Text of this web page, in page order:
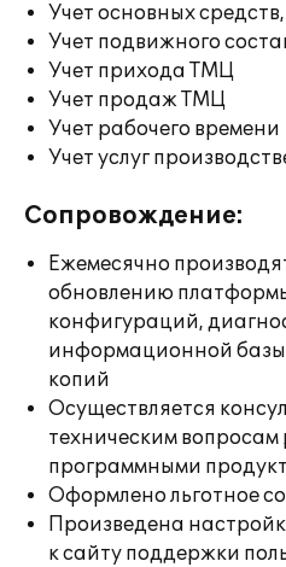
Учет основных
Учет подвижного
Учет прихода ТМЦ
Учет продаж ТМЦ
Учет рабочего времени
Учет услуг
Сопровождение:
Ежемесячно
обновлению
конфигураций,
информационной
копий
Осуществляется
техническим вопросам
программными
Оформлено льготное
Произведена
к сайту поддержки